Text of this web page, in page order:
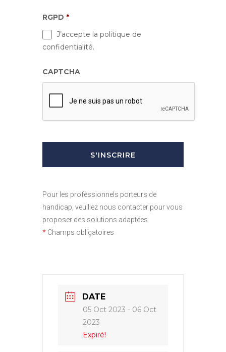
RGPD *
J’accepte la politique de
confidentialité.
CAPTCHA
Pour les professionnels porteurs de
handicap, veuillez nous contacter pour vous
proposer des solutions adaptées.
* Champs obligatoires
DATE
05 Oct 2023 - 06 Oct
2023
Expiré!